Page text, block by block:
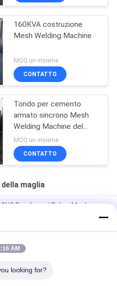
160KVA costruzione
Mesh Welding Machine
MOQ:un insieme
CONTATTO
Tondo per cemento
armato sincrono Mesh
Welding Machine del
tiristore
MOQ:un insieme
CONTATTO
maglia
Reinforced Rebar Mesh
Length 12m Concrete
AM
looking for?